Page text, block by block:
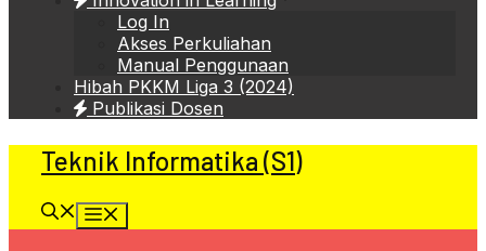
Log In
Akses Perkuliahan
Manual Penggunaan
Hibah PKKM Liga 3 (2024)
Publikasi Dosen
Teknik Informatika (S1)